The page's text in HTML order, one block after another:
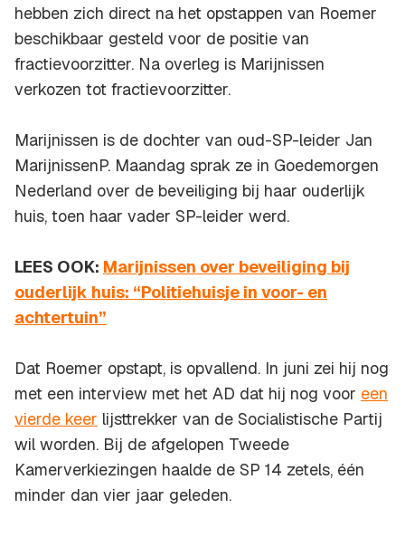
hebben zich direct na het opstappen van Roemer
beschikbaar gesteld voor de positie van
fractievoorzitter. Na overleg is Marijnissen
verkozen tot fractievoorzitter.
Marijnissen is de dochter van oud-SP-leider Jan
MarijnissenP. Maandag sprak ze in Goedemorgen
Nederland over de beveiliging bij haar ouderlijk
huis, toen haar vader SP-leider werd.
LEES OOK: Marijnissen over beveiliging bij
ouderlijk huis: “Politiehuisje in voor- en
achtertuin”
Dat Roemer opstapt, is opvallend. In juni zei hij nog
met een interview met het AD dat hij nog voor een
vierde keer lijsttrekker van de Socialistische Partij
wil worden. Bij de afgelopen Tweede
Kamerverkiezingen haalde de SP 14 zetels, één
minder dan vier jaar geleden.